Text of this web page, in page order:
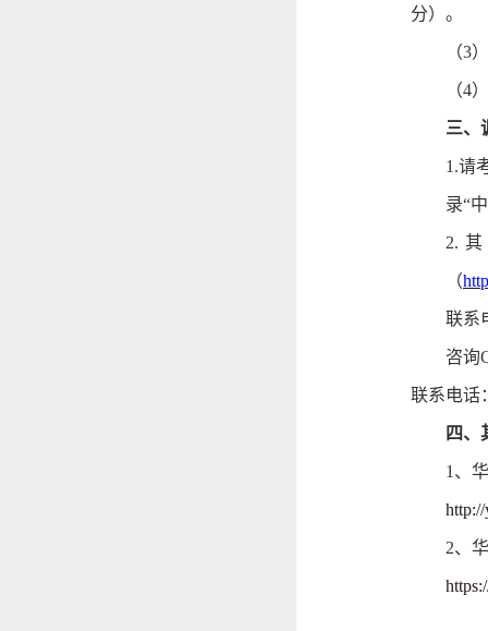
分）。
（3
（4
三、
1.请
录“
2.
（
联系
咨询
联系电话
四、
1、
http://
2、